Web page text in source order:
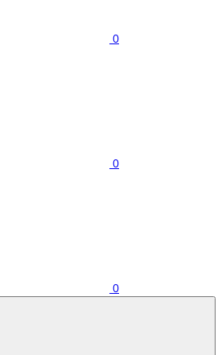
0
0
0